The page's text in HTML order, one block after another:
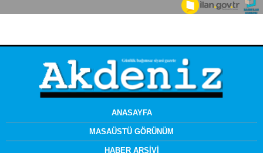
ANASAYFA
MASAÜSTÜ GÖRÜNÜM
HABER ARŞİVİ